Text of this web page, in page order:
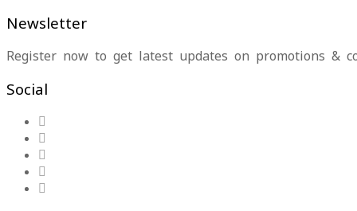
Newsletter
Register now to get latest updates on promotions &
Social